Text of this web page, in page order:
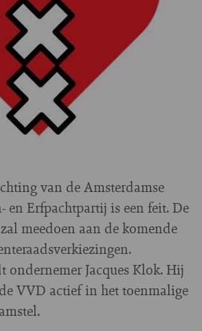
van de Amsterdamse
en Erfpachtpartij is een feit. De
meedoen aan de komende
ondernemer Jacques Klok. Hij
VVD actief in het toenmalige